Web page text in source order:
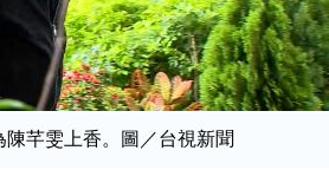
芊雯上香。圖／台視新聞